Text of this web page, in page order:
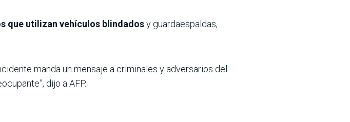
que utilizan vehículos blindadosy guardaespaldas,
manda un mensaje a criminales y adversarios del
dijo a AFP.